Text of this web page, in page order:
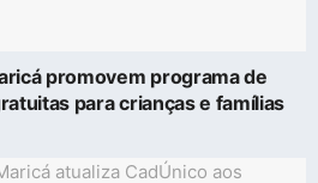
promovem programa de
para crianças e famílias